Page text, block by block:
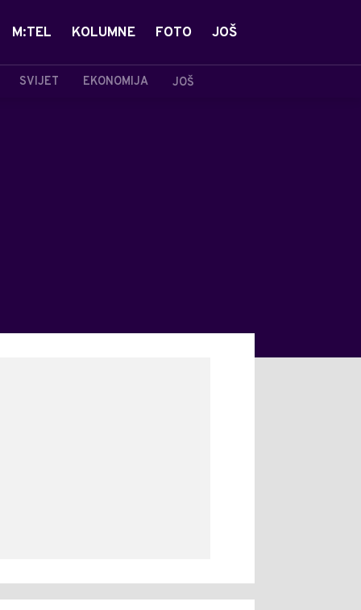
SVIJET EKONOMIJA JOŠ
M:TEL KOLUMNE FOTO JOŠ